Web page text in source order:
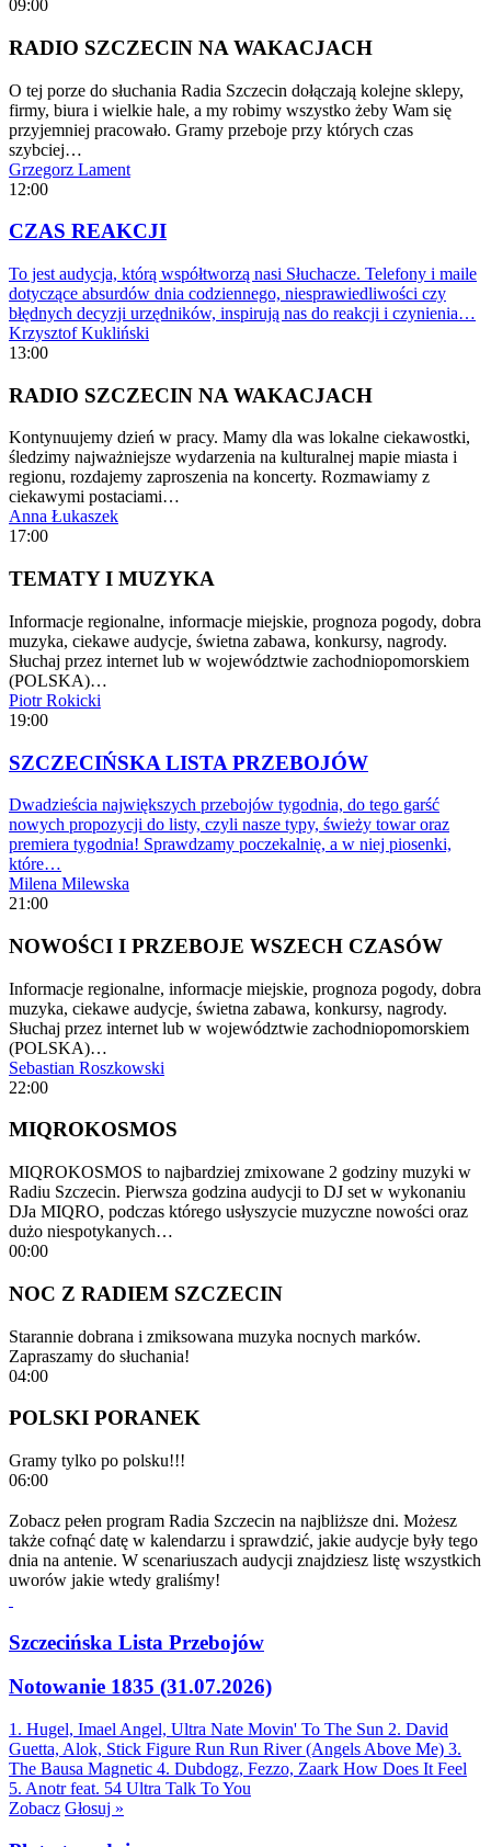
09:00
RADIO SZCZECIN NA WAKACJACH
O tej porze do słuchania Radia Szczecin dołączają kolejne sklepy,
firmy, biura i wielkie hale, a my robimy wszystko żeby Wam się
przyjemniej pracowało. Gramy przeboje przy których czas
szybciej…
Grzegorz Lament
12:00
CZAS REAKCJI
To jest audycja, którą współtworzą nasi Słuchacze. Telefony i maile
dotyczące absurdów dnia codziennego, niesprawiedliwości czy
błędnych decyzji urzędników, inspirują nas do reakcji i czynienia…
Krzysztof Kukliński
13:00
RADIO SZCZECIN NA WAKACJACH
Kontynuujemy dzień w pracy. Mamy dla was lokalne ciekawostki,
śledzimy najważniejsze wydarzenia na kulturalnej mapie miasta i
regionu, rozdajemy zaproszenia na koncerty. Rozmawiamy z
ciekawymi postaciami…
Anna Łukaszek
17:00
TEMATY I MUZYKA
Informacje regionalne, informacje miejskie, prognoza pogody, dobra
muzyka, ciekawe audycje, świetna zabawa, konkursy, nagrody.
Słuchaj przez internet lub w województwie zachodniopomorskiem
(POLSKA)…
Piotr Rokicki
19:00
SZCZECIŃSKA LISTA PRZEBOJÓW
Dwadzieścia największych przebojów tygodnia, do tego garść
nowych propozycji do listy, czyli nasze typy, świeży towar oraz
premiera tygodnia! Sprawdzamy poczekalnię, a w niej piosenki,
które…
Milena Milewska
21:00
NOWOŚCI I PRZEBOJE WSZECH CZASÓW
Informacje regionalne, informacje miejskie, prognoza pogody, dobra
muzyka, ciekawe audycje, świetna zabawa, konkursy, nagrody.
Słuchaj przez internet lub w województwie zachodniopomorskiem
(POLSKA)…
Sebastian Roszkowski
22:00
MIQROKOSMOS
MIQROKOSMOS to najbardziej zmixowane 2 godziny muzyki w
Radiu Szczecin. Pierwsza godzina audycji to DJ set w wykonaniu
DJa MIQRO, podczas którego usłyszycie muzyczne nowości oraz
dużo niespotykanych…
00:00
NOC Z RADIEM SZCZECIN
Starannie dobrana i zmiksowana muzyka nocnych marków.
Zapraszamy do słuchania!
04:00
POLSKI PORANEK
Gramy tylko po polsku!!!
06:00
Zobacz pełen program Radia Szczecin na najbliższe dni. Możesz
także cofnąć datę w kalendarzu i sprawdzić, jakie audycje były tego
dnia na antenie. W scenariuszach audycji znajdziesz listę wszystkich
uworów jakie wtedy graliśmy!
Szczecińska Lista Przebojów
Notowanie 1835 (31.07.2026)
1. Hugel, Imael Angel, Ultra Nate Movin' To The Sun 2. David
Guetta, Alok, Stick Figure Run Run River (Angels Above Me) 3.
The Bausa Magnetic 4. Dubdogz, Fezzo, Zaark How Does It Feel
5. Anotr feat. 54 Ultra Talk To You
Zobacz Głosuj »